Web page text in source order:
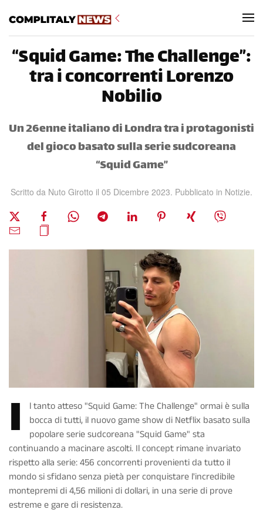
“Squid Game: The Challenge”:
tra i concorrenti Lorenzo
Nobilio
Un 26enne italiano di Londra tra i protagonisti
del gioco basato sulla serie sudcoreana
“Squid Game”
Scritto da Nuto Girotto il 05 Dicembre 2023. Pubblicato in Notizie.
I
l tanto atteso "Squid Game: The Challenge" ormai è sulla
bocca di tutti, il nuovo game show di Netflix basato sulla
popolare serie sudcoreana "Squid Game" sta
continuando a macinare ascolti. Il concept rimane invariato
rispetto alla serie: 456 concorrenti provenienti da tutto il
mondo si sfidano senza pietà per conquistare l'incredibile
montepremi di 4,56 milioni di dollari, in una serie di prove
estreme e gare di resistenza.